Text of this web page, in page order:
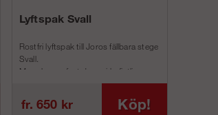
Lyftspak Svall
Rostfri lyftspak till Joros fällbara stege
Svall.
Man skruvar fast denna i befintliga
fr. 650 kr Köp!